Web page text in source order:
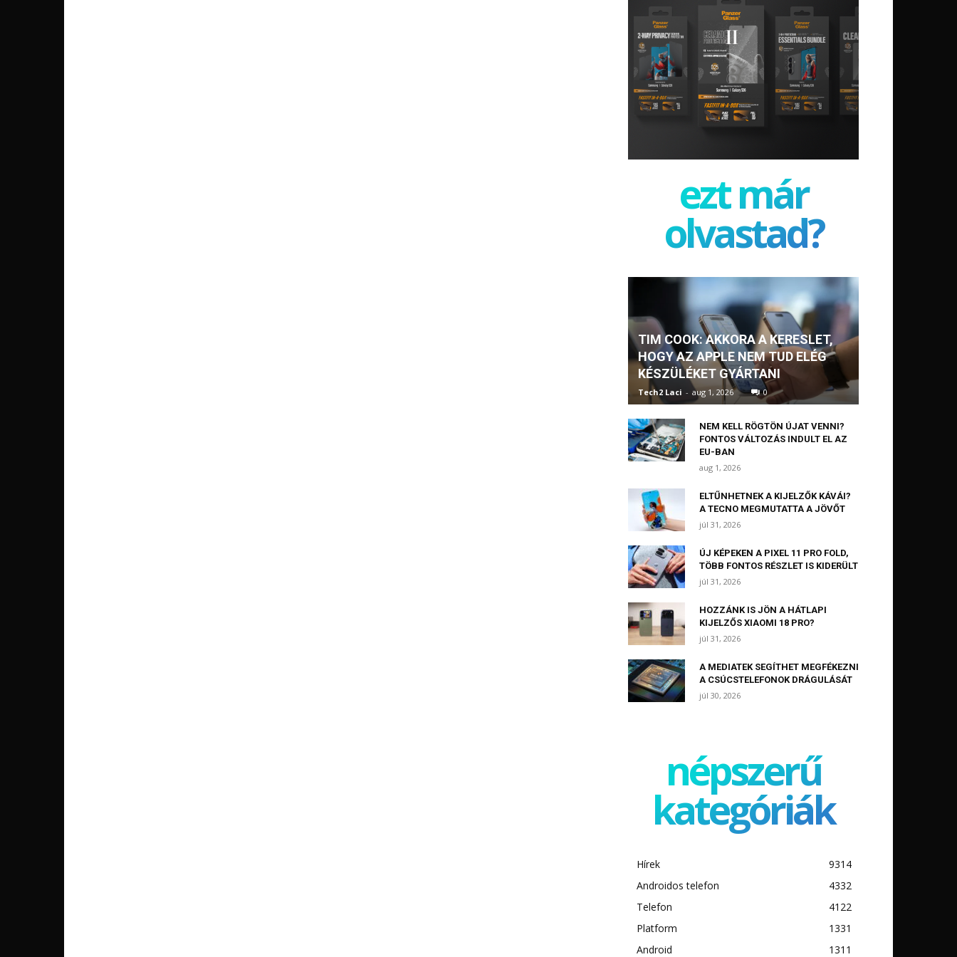
ezt már
olvastad?
TIM COOK: AKKORA A KERESLET,
HOGY AZ APPLE NEM TUD ELÉG
KÉSZÜLÉKET GYÁRTANI
Tech2 Laci - aug 1, 2026 0
NEM KELL RÖGTÖN ÚJAT VENNI?
FONTOS VÁLTOZÁS INDULT EL AZ
EU-BAN
aug 1, 2026
ELTŰNHETNEK A KIJELZŐK KÁVÁI?
A TECNO MEGMUTATTA A JÖVŐT
júl 31, 2026
ÚJ KÉPEKEN A PIXEL 11 PRO FOLD,
TÖBB FONTOS RÉSZLET IS KIDERÜLT
júl 31, 2026
HOZZÁNK IS JÖN A HÁTLAPI
KIJELZŐS XIAOMI 18 PRO?
júl 31, 2026
A MEDIATEK SEGÍTHET MEGFÉKEZNI
A CSÚCSTELEFONOK DRÁGULÁSÁT
júl 30, 2026
népszerű
kategóriák
Hírek
9314
Androidos telefon
4332
Telefon
4122
Platform
1331
Android
1311